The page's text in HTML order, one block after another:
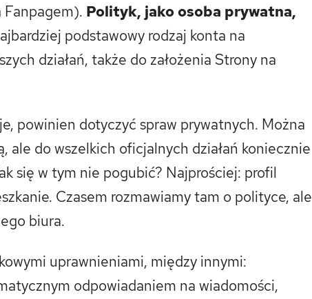
Fanpagem). Polityk, jako osoba prywatna,
podstawowy rodzaj konta na
działań, także do założenia Strony na
powinien dotyczyć spraw prywatnych. Można
ale do wszelkich oficjalnych działań koniecznie
się w tym nie pogubić? Najprościej: profil
Czasem rozmawiamy tam o polityce, ale
biura.
uprawnieniami, między innymi:
odpowiadaniem na wiadomości,